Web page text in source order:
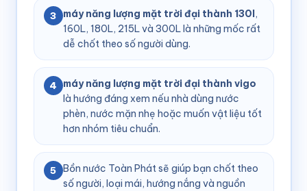
3 máy năng lượng mặt trời đại thành 130l,
160L, 180L, 215L và 300L là những mốc rất
dễ chốt theo số người dùng.
4 máy năng lượng mặt trời đại thành vigo
là hướng đáng xem nếu nhà dùng nước
phèn, nước mặn nhẹ hoặc muốn vật liệu tốt
hơn nhóm tiêu chuẩn.
5 Bồn nước Toàn Phát sẽ giúp bạn chốt theo
số người, loại mái, hướng nắng và nguồn